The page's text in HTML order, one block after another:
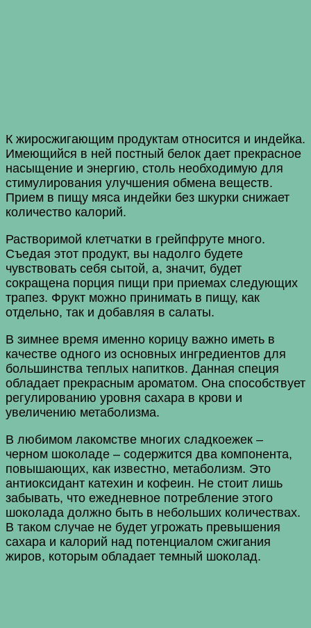
К жиросжигающим продуктам относится и индейка.
Имеющийся в ней постный белок дает прекрасное
насыщение и энергию, столь необходимую для
стимулирования улучшения обмена веществ.
Прием в пищу мяса индейки без шкурки снижает
количество калорий.
Растворимой клетчатки в грейпфруте много.
Съедая этот продукт, вы надолго будете
чувствовать себя сытой, а, значит, будет
сокращена порция пищи при приемах следующих
трапез. Фрукт можно принимать в пищу, как
отдельно, так и добавляя в салаты.
В зимнее время именно корицу важно иметь в
качестве одного из основных ингредиентов для
большинства теплых напитков. Данная специя
обладает прекрасным ароматом. Она способствует
регулированию уровня сахара в крови и
увеличению метаболизма.
В любимом лакомстве многих сладкоежек –
черном шоколаде – содержится два компонента,
повышающих, как известно, метаболизм. Это
антиоксидант катехин и кофеин. Не стоит лишь
забывать, что ежедневное потребление этого
шоколада должно быть в небольших количествах.
В таком случае не будет угрожать превышения
сахара и калорий над потенциалом сжигания
жиров, которым обладает темный шоколад.